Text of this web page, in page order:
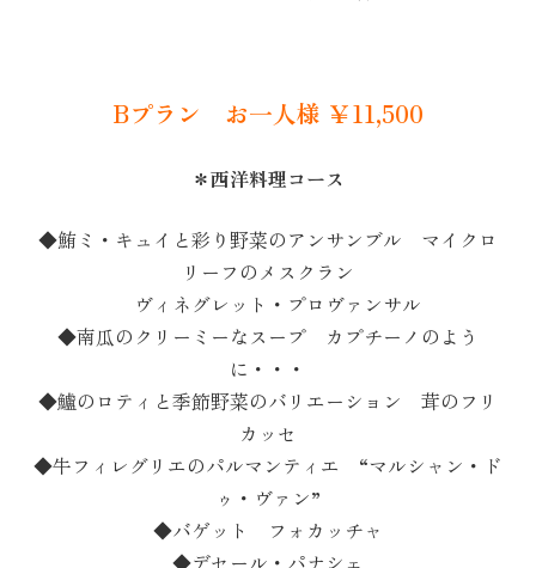
Bプラン お一人様 ￥11,500
＊西洋料理コース
◆鮪ミ・キュイと彩り野菜のアンサンブル マイクロ
リーフのメスクラン
ヴィネグレット・プロヴァンサル
◆南瓜のクリーミーなスープ カプチーノのよう
に・・・
◆鱸のロティと季節野菜のバリエーション 茸のフリ
カッセ
◆牛フィレグリエのパルマンティエ “マルシャン・ド
ゥ・ヴァン”
◆バゲット フォカッチャ
◆デセール・パナシェ